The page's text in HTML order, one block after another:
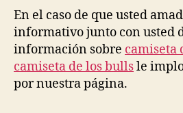
En el caso de que usted
informativo junto con usted
información sobre camiseta
camiseta de los bullsle
por nuestra página.